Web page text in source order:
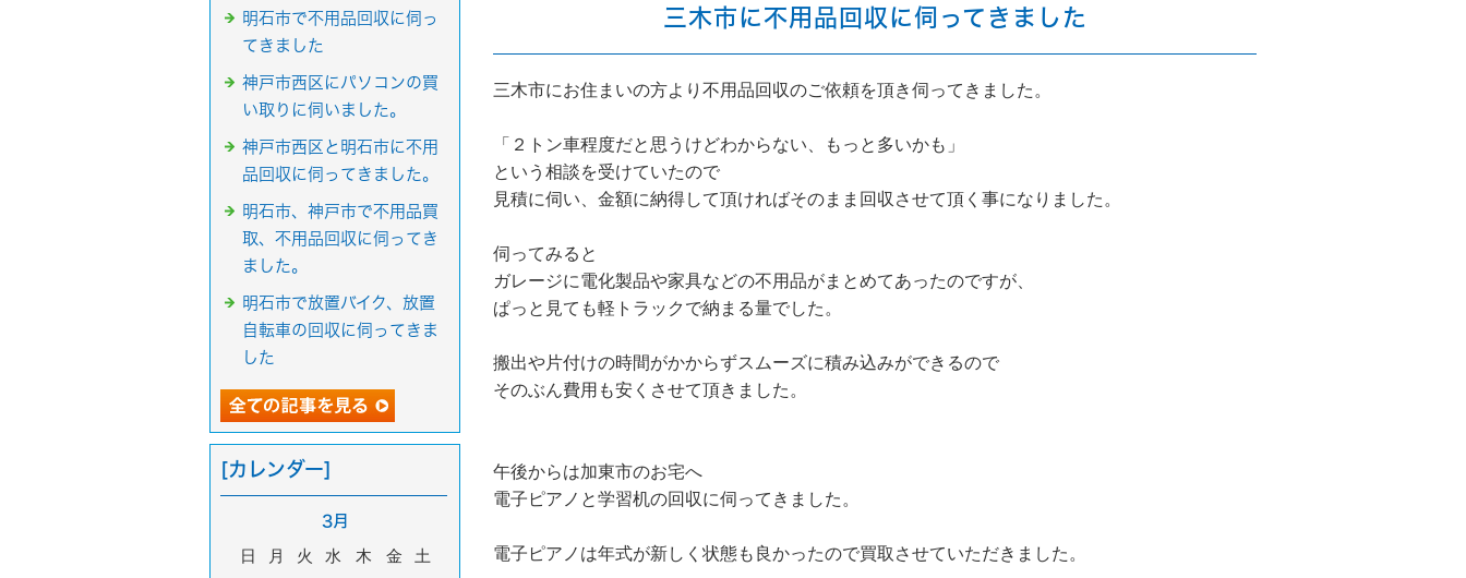
三木市に不用品回収に伺ってきました
三木市にお住まいの方より不用品回収のご依頼を頂き伺ってきました。
「２トン車程度だと思うけどわからない、もっと多いかも」
という相談を受けていたので
見積に伺い、金額に納得して頂ければそのまま回収させて頂く事になりました。
伺ってみると
ガレージに電化製品や家具などの不用品がまとめてあったのですが、
ぱっと見ても軽トラックで納まる量でした。
搬出や片付けの時間がかからずスムーズに積み込みができるので
そのぶん費用も安くさせて頂きました。
午後からは加東市のお宅へ
電子ピアノと学習机の回収に伺ってきました。
電子ピアノは年式が新しく状態も良かったので買取させていただきました。
明石市で不用品回収に伺っ
てきました
神戸市西区にパソコンの買
い取りに伺いました。
神戸市西区と明石市に不用
品回収に伺ってきました。
明石市、神戸市で不用品買
取、不用品回収に伺ってき
ました。
明石市で放置バイク、放置
自転車の回収に伺ってきま
した
[カレンダー]
3月
日 月 火 水 木 金
土